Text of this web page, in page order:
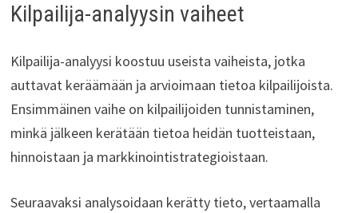
Kilpailija-analyysin vaiheet
Kilpailija-analyysi koostuu useista vaiheista, jotka
auttavat keräämään ja arvioimaan tietoa kilpailijoista.
Ensimmäinen vaihe on kilpailijoiden tunnistaminen,
minkä jälkeen kerätään tietoa heidän tuotteistaan,
hinnoistaan ja markkinointistrategioistaan.
Seuraavaksi analysoidaan kerätty tieto, vertaamalla